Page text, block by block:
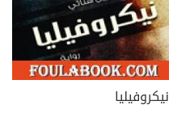
نيكروفيليا